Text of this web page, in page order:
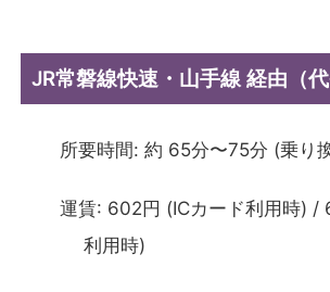
JR常磐線快速・山手線 経由（代
所要時間: 約 65分〜75分 (乗り
運賃: 602円 (ICカード利用時) /
利用時)